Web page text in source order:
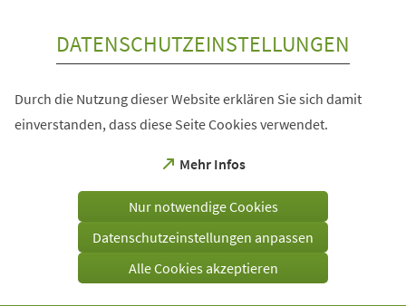
DATENSCHUTZEINSTELLUNGEN
Durch die Nutzung dieser Website erklären Sie sich damit
einverstanden, dass diese Seite Cookies verwendet.
Mehr Infos
(Öffnet
einem
Tab)
Nur notwendige Cookies
Datenschutzeinstellungen anpassen
Alle Cookies akzeptieren